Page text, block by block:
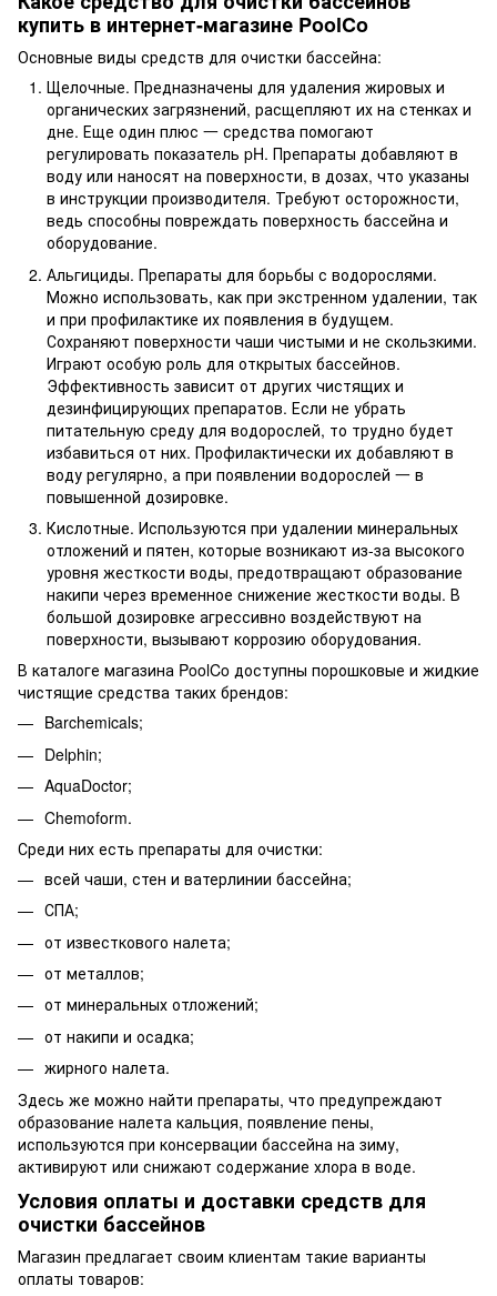
купить в интернет-магазине PoolCo
Основные виды средств для очистки бассейна:
Щелочные. Предназначены для удаления жировых и
органических загрязнений, расщепляют их на стенках и
дне. Еще один плюс 一 средства помогают
регулировать показатель pH. Препараты добавляют в
воду или наносят на поверхности, в дозах, что указаны
в инструкции производителя. Требуют осторожности,
ведь способны повреждать поверхность бассейна и
оборудование.
Альгициды. Препараты для борьбы с водорослями.
Можно использовать, как при экстренном удалении, так
и при профилактике их появления в будущем.
Сохраняют поверхности чаши чистыми и не скользкими.
Играют особую роль для открытых бассейнов.
Эффективность зависит от других чистящих и
дезинфицирующих препаратов. Если не убрать
питательную среду для водорослей, то трудно будет
избавиться от них. Профилактически их добавляют в
воду регулярно, а при появлении водорослей 一 в
повышенной дозировке.
Кислотные. Используются при удалении минеральных
отложений и пятен, которые возникают из-за высокого
уровня жесткости воды, предотвращают образование
накипи через временное снижение жесткости воды. В
большой дозировке агрессивно воздействуют на
поверхности, вызывают коррозию оборудования.
В каталоге магазина PoolCo доступны порошковые и жидкие
чистящие средства таких брендов:
Barchemicals;
Delphin;
AquaDoctor;
Chemoform.
Среди них есть препараты для очистки:
всей чаши, стен и ватерлинии бассейна;
СПА;
от известкового налета;
от металлов;
от минеральных отложений;
от накипи и осадка;
жирного налета.
Здесь же можно найти препараты, что предупреждают
образование налета кальция, появление пены,
используются при консервации бассейна на зиму,
активируют или снижают содержание хлора в воде.
Условия оплаты и доставки средств для
очистки бассейнов
Магазин предлагает своим клиентам такие варианты
оплаты товаров: